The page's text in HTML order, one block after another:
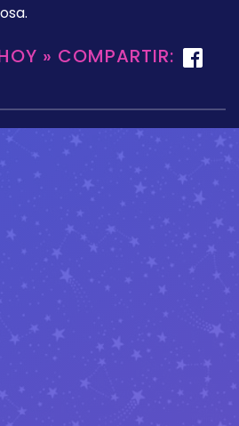
» COMPARTIR: